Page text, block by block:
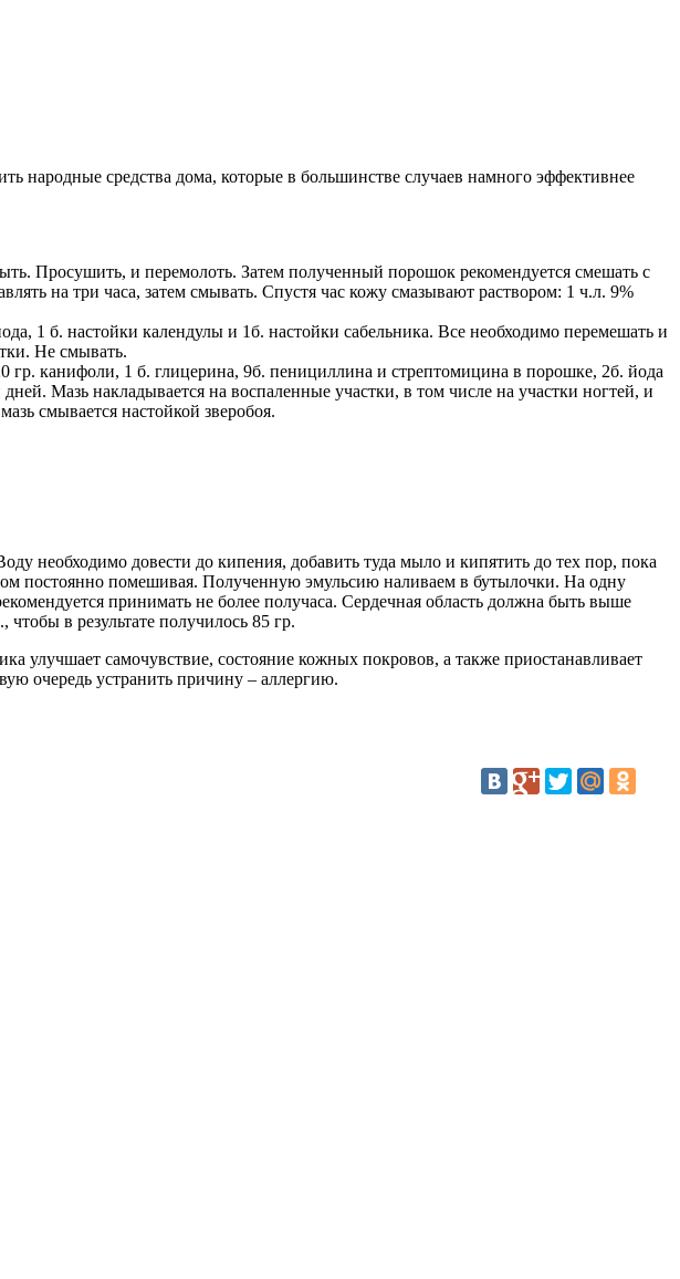
народные средства дома, которые в большинстве случаев намного эффективнее
Просушить, и перемолоть. Затем полученный порошок рекомендуется смешать с
на три часа, затем смывать. Спустя час кожу смазывают раствором: 1 ч.л. 9%
1 б. настойки календулы и 1б. настойки сабельника. Все необходимо перемешать и
Не смывать.
гр. канифоли, 1 б. глицерина, 9б. пенициллина и стрептомицина в порошке, 2б. йода
Мазь накладывается на воспаленные участки, в том числе на участки ногтей, и
смывается настойкой зверобоя.
необходимо довести до кипения, добавить туда мыло и кипятить до тех пор, пока
постоянно помешивая. Полученную эмульсию наливаем в бутылочки. На одну
принимать не более получаса. Сердечная область должна быть выше
в результате получилось 85 гр.
улучшает самочувствие, состояние кожных покровов, а также приостанавливает
очередь устранить причину – аллергию.